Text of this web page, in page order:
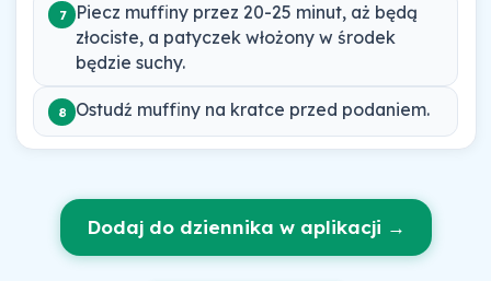
7
Piecz muffiny przez 20-25 minut, aż będą
złociste, a patyczek włożony w środek
będzie suchy.
8 Ostudź muffiny na kratce przed podaniem.
Dodaj do dziennika w aplikacji →